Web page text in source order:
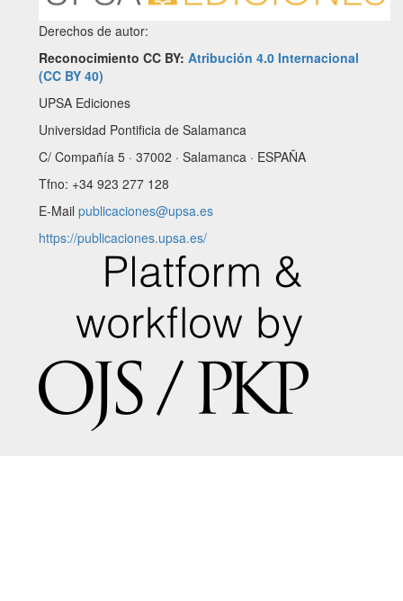
Derechos de autor:
Reconocimiento CC BY: Atribución 4.0 Internacional
(CC BY 40)
UPSA Ediciones
Universidad Pontificia de Salamanca
C/ Compañía 5 · 37002 · Salamanca · ESPAÑA
Tfno: +34 923 277 128
E-Mail publicaciones@upsa.es
https://publicaciones.upsa.es/